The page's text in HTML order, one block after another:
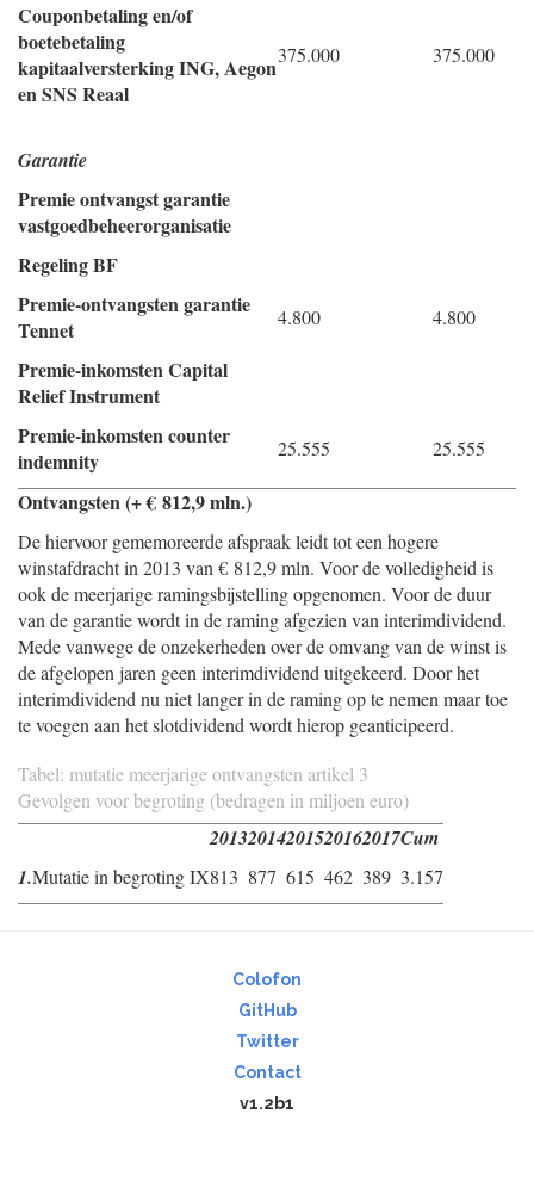
Couponbetaling en/of
boetebetaling
kapitaalversterking ING, Aegon
en SNS Reaal
375.000 375.000
Garantie
Premie ontvangst garantie
vastgoedbeheerorganisatie
Regeling BF
Premie-ontvangsten garantie
Tennet
4.800 4.800
Premie-inkomsten Capital
Relief Instrument
Premie-inkomsten counter
indemnity
25.555 25.555
Ontvangsten (+ € 812,9 mln.)
De hiervoor gememoreerde afspraak leidt tot een hogere
winstafdracht in 2013 van € 812,9 mln. Voor de volledigheid is
ook de meerjarige ramingsbijstelling opgenomen. Voor de duur
van de garantie wordt in de raming afgezien van interimdividend.
Mede vanwege de onzekerheden over de omvang van de winst is
de afgelopen jaren geen interimdividend uitgekeerd. Door het
interimdividend nu niet langer in de raming op te nemen maar toe
te voegen aan het slotdividend wordt hierop geanticipeerd.
Tabel: mutatie meerjarige ontvangsten artikel 3
Gevolgen voor begroting (bedragen in miljoen euro)
20132014201520162017Cum
1.Mutatie in begroting IX813 877 615 462 389 3.157
Colofon
GitHub
Twitter
Contact
v1.2b1